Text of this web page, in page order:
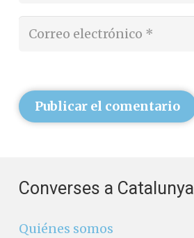
Publicar el comentario
Converses a Catalunya
Quiénes somos